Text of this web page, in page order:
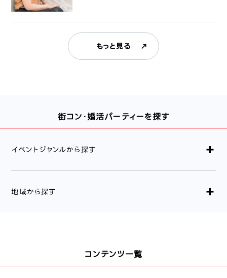
もっと見る
街コン・婚活パーティーを探す
イベントジャンルから探す
地域から探す
コンテンツ一覧